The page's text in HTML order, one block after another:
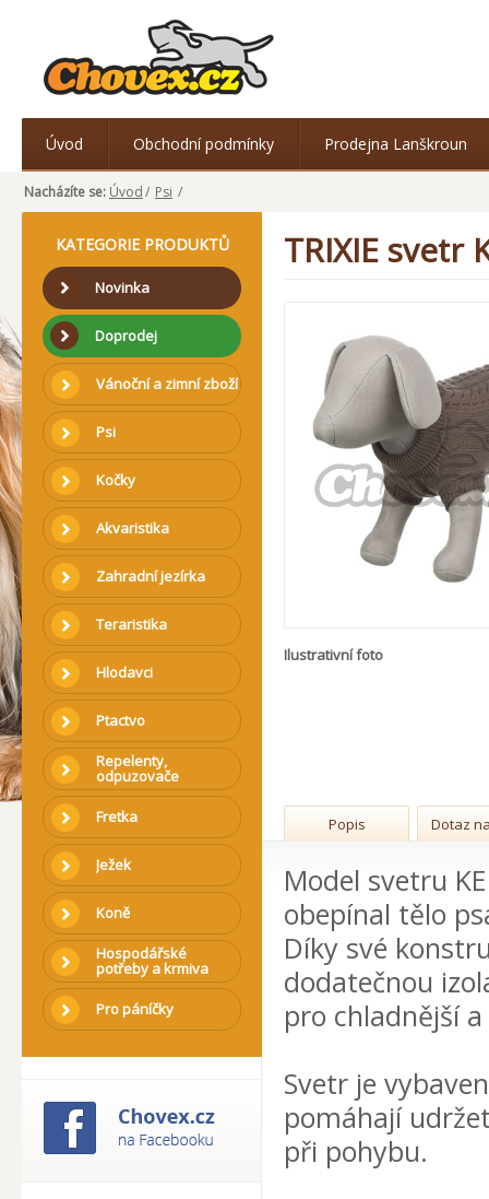
Úvod Obchodní podmínky Prodejna Lanškroun
Nacházíte se: Úvod/ Psi /
KATEGORIE PRODUKTŮ
Novinka
Doprodej
Vánoční a zimní zboží
Psi
Kočky
Akvaristika
Zahradní jezírka
Teraristika
Hlodavci
Ptactvo
Repelenty,
odpuzovače
Fretka
Ježek
Koně
Hospodářské
potřeby a krmiva
Pro páníčky
TRIXIE svetr
Ilustrativní foto
Popis Dotaz
Model svetru
obepínal tělo
Díky své
dodatečnou
pro chladnější
Svetr je
pomáhají
při pohybu.